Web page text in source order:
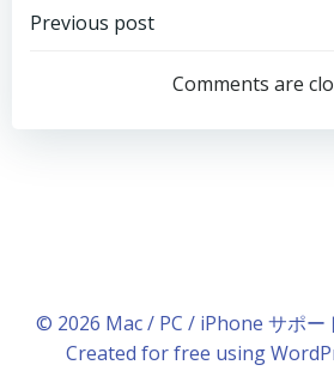
Post
navigation
Previous post
Comments are
© 2026 Mac / PC / iPhone サポー
Created for free using